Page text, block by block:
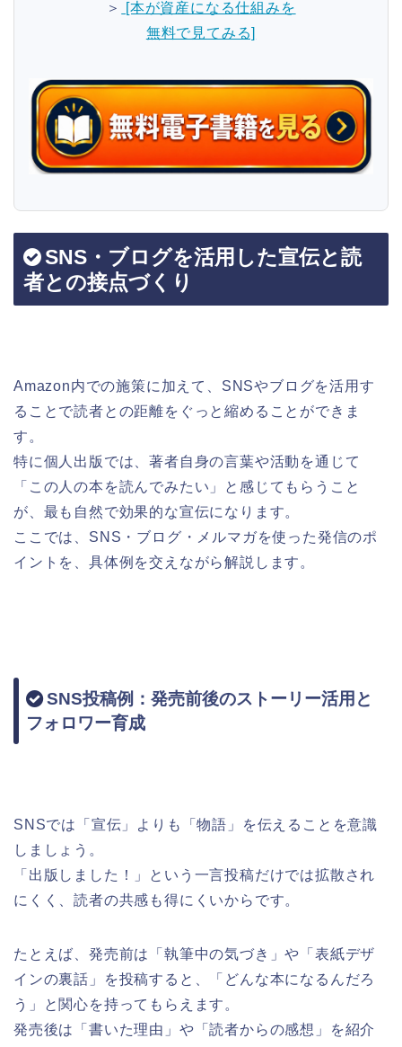
＞
[本が資産になる仕組みを
無料で見てみる]
SNS・ブログを活用した宣伝と読
者との接点づくり
Amazon内での施策に加えて、SNSやブログを活用す
ることで読者との距離をぐっと縮めることができま
す。
特に個人出版では、著者自身の言葉や活動を通じて
「この人の本を読んでみたい」と感じてもらうこと
が、最も自然で効果的な宣伝になります。
ここでは、SNS・ブログ・メルマガを使った発信のポ
イントを、具体例を交えながら解説します。
SNS投稿例：発売前後のストーリー活用と
フォロワー育成
SNSでは「宣伝」よりも「物語」を伝えることを意識
しましょう。
「出版しました！」という一言投稿だけでは拡散され
にくく、読者の共感も得にくいからです。
たとえば、発売前は「執筆中の気づき」や「表紙デザ
インの裏話」を投稿すると、「どんな本になるんだろ
う」と関心を持ってもらえます。
発売後は「書いた理由」や「読者からの感想」を紹介